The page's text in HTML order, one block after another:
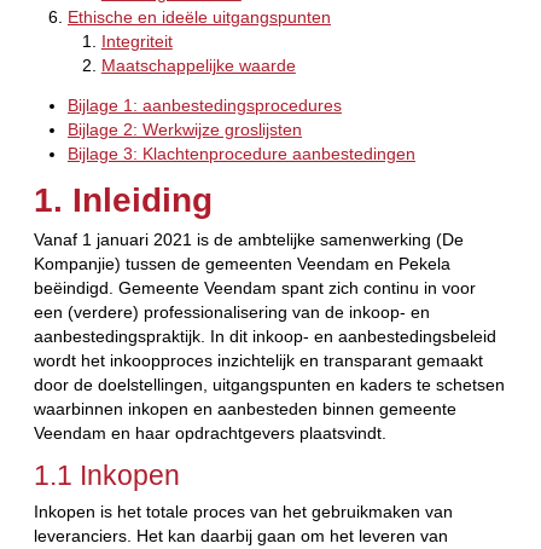
Ethische en ideële uitgangspunten
Integriteit
Maatschappelijke waarde
Bijlage 1: aanbestedingsprocedures
Bijlage 2: Werkwijze groslijsten
Bijlage 3: Klachtenprocedure aanbestedingen
1. Inleiding
Vanaf 1 januari 2021 is de ambtelijke samenwerking (De
Kompanjie) tussen de gemeenten Veendam en Pekela
beëindigd. Gemeente Veendam spant zich continu in voor
een (verdere) professionalisering van de inkoop- en
aanbestedingspraktijk. In dit inkoop- en aanbestedingsbeleid
wordt het inkoopproces inzichtelijk en transparant gemaakt
door de doelstellingen, uitgangspunten en kaders te schetsen
waarbinnen inkopen en aanbesteden binnen gemeente
Veendam en haar opdrachtgevers plaatsvindt.
1.1 Inkopen
Inkopen is het totale proces van het gebruikmaken van
leveranciers. Het kan daarbij gaan om het leveren van